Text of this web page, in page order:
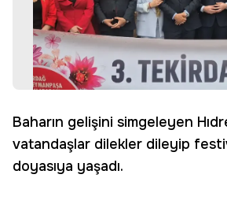
Baharın gelişini simgeleyen
vatandaşlar dilekler dileyip
doyasıya yaşadı.